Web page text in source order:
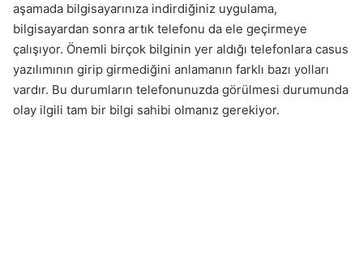
aşamada bilgisayarınıza indirdiğiniz uygulama,
bilgisayardan sonra artık telefonu da ele geçirmeye
çalışıyor. Önemli birçok bilginin yer aldığı telefonlara casus
yazılımının girip girmediğini anlamanın farklı bazı yolları
vardır. Bu durumların telefonunuzda görülmesi durumunda
olay ilgili tam bir bilgi sahibi olmanız gerekiyor.